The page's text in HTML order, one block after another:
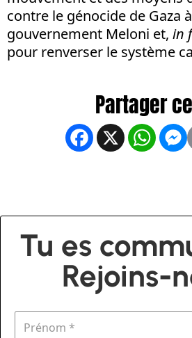
contre le génocide de Gaza
gouvernement Meloni et, in
pour renverser le système
Facebook
X
Tu es
Rejoins-